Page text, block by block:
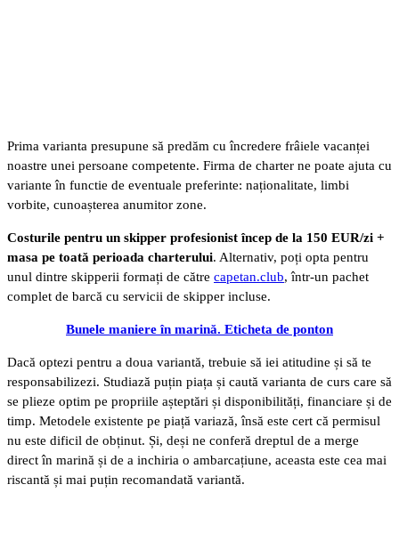
Prima varianta presupune să predăm cu încredere frâiele vacanței
noastre unei persoane competente. Firma de charter ne poate ajuta cu
variante în functie de eventuale preferinte: naționalitate, limbi
vorbite, cunoașterea anumitor zone.
Costurile pentru un skipper profesionist încep de la 150 EUR/zi +
masa pe toată perioada charterului. Alternativ, poți opta pentru
unul dintre skipperii formați de către capetan.club, într-un pachet
complet de barcă cu servicii de skipper incluse.
Bunele maniere în marină. Eticheta de ponton
Dacă optezi pentru a doua variantă, trebuie să iei atitudine și să te
responsabilizezi. Studiază puțin piața și caută varianta de curs care să
se plieze optim pe propriile așteptări și disponibilități, financiare și de
timp. Metodele existente pe piață variază, însă este cert că permisul
nu este dificil de obținut. Și, deși ne conferă dreptul de a merge
direct în marină și de a inchiria o ambarcațiune, aceasta este cea mai
riscantă și mai puțin recomandată variantă.